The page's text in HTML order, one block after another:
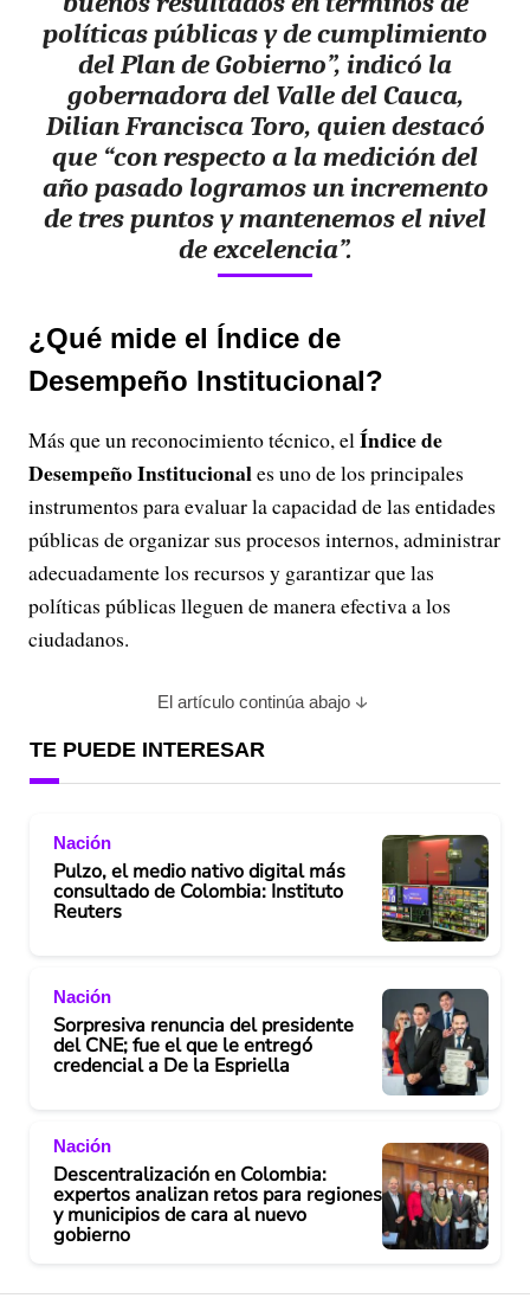
políticas públicas y de cumplimiento
del Plan de Gobierno”, indicó la
gobernadora del Valle del Cauca,
Dilian Francisca Toro, quien destacó
que “con respecto a la medición del
año pasado logramos un incremento
de tres puntos y mantenemos el nivel
de excelencia”.
¿Qué mide el Índice de
Desempeño Institucional?
Más que un reconocimiento técnico, elÍndice de
Desempeño Institucionales uno de los principales
instrumentos para evaluar la capacidad de las entidades
públicas de organizar sus procesos internos, administrar
adecuadamente los recursos y garantizar que las
políticas públicas lleguen de manera efectiva a los
ciudadanos.
El artículo continúa abajo
TE PUEDE INTERESAR
Nación
Pulzo, el medio nativo digital más
consultado de Colombia: Instituto
Reuters
Nación
Sorpresiva renuncia del presidente
del CNE; fue el que le entregó
credencial a De la Espriella
Nación
Descentralización en Colombia:
expertos analizan retos para regiones
y municipios de cara al nuevo
gobierno